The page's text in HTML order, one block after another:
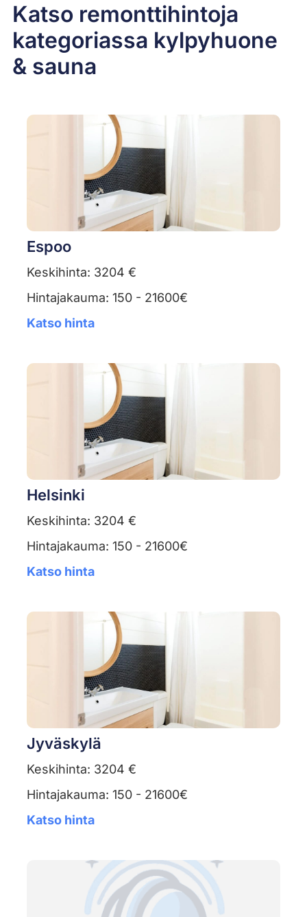
Katso remonttihintoja
kategoriassa kylpyhuone
& sauna
Espoo
Keskihinta: 3204 €
Hintajakauma: 150 - 21600€
Katso hinta
Helsinki
Keskihinta: 3204 €
Hintajakauma: 150 - 21600€
Katso hinta
Jyväskylä
Keskihinta: 3204 €
Hintajakauma: 150 - 21600€
Katso hinta